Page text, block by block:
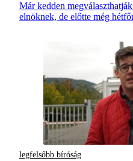
Már kedden
elnöknek, de előtte még
legfelsőbb bíróság